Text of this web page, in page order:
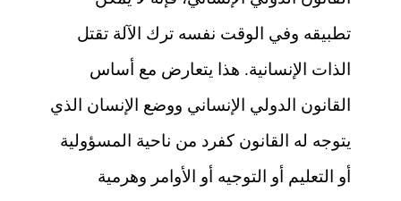
تطبيقه وفي الوقت نفسه ترك الآلة تقتل
الذات الإنسانية. هذا يتعارض مع أساس
القانون الدولي الإنساني ووضع الإنسان الذي
يتوجه له القانون كفرد من ناحية المسؤولية
أو التعليم أو التوجيه أو الأوامر وهرمية